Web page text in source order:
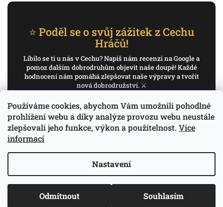
Používáme cookies, abychom Vám umožnili pohodlné
prohlížení webu a díky analýze provozu webu neustále
zlepšovali jeho funkce, výkon a použitelnost. Více
informací
Nastavení
Odmítnout Souhlasím
⭐ Poděl se o svůj zážitek z Cechu
Hráčů!
Líbilo se ti u nás v Cechu? Napiš nám recenzi na Google a
pomoz dalším dobrodruhům objevit naše doupě! Každé
hodnocení nám pomáhá zlepšovat naše výpravy a tvořit
nová dobrodružství. ⚔️
✍️ Napiš recenzi na Google
Děkujeme, že pomáháš psát příběh Cechu Hráčů.
Vytvořil ShoptetCopyright 2026 Cech Hráčů. Všechna práva